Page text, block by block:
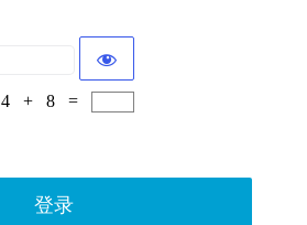
4 + 8 =